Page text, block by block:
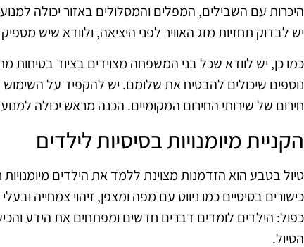
היכרות עם השבילים, המפלים והמסלולים באזור יכולה
יש לבדוק תחזיות מזג האוויר לפני היציאה, ולוודא שיש
כמו כן, יש לוודא שכל בני המשפחה מצוידים בציוד בטיחות
נוספים שיכולים להבטיח את שלומם. יש להקפיד על השימוש
חירום של שירותי החירום המקומיים. הכנה מראש יכולה
הקניית מיומנויות בסיסיות לילדים
טיול בטבע הוא הזדמנות מצוינת ללמד את הילדים
כישורים בסיסיים כמו ניווט עם מפה ומצפן, זיהוי צמחייה
כפול: הילדים לומדים דברים חדשים ומפתחים את הידע
הטיול.